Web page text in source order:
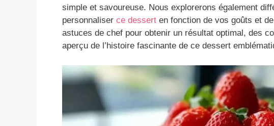
simple et savoureuse. Nous explorerons également
personnaliser ce dessert en fonction de vos goûts et
astuces de chef pour obtenir un résultat optimal, des
aperçu de l’histoire fascinante de ce dessert